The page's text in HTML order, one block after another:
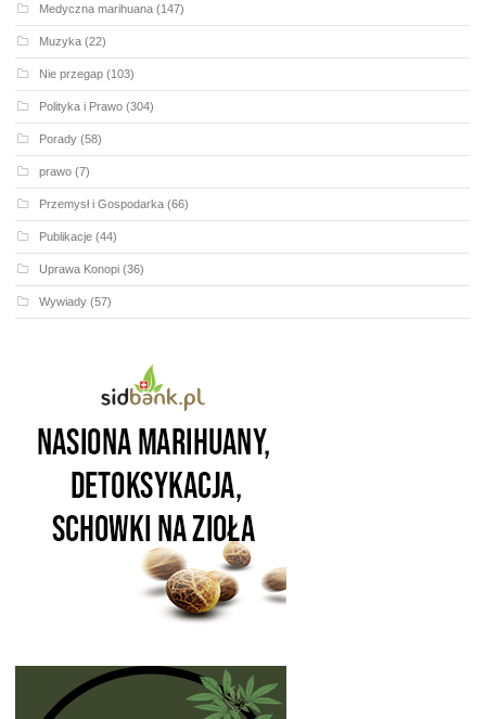
Medyczna marihuana (147)
Muzyka (22)
Nie przegap (103)
Polityka i Prawo (304)
Porady (58)
prawo (7)
Przemysł i Gospodarka (66)
Publikacje (44)
Uprawa Konopi (36)
Wywiady (57)